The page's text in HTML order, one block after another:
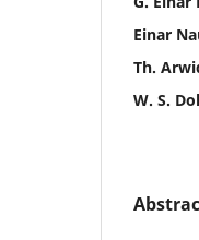
Einar
Th.
W. S.